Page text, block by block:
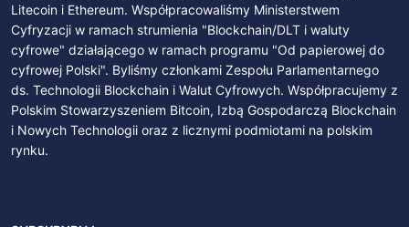
Litecoin i Ethereum. Współpracowaliśmy Ministerstwem
Cyfryzacji w ramach strumienia "Blockchain/DLT i waluty
cyfrowe" działającego w ramach programu "Od papierowej do
cyfrowej Polski". Byliśmy członkami Zespołu Parlamentarnego
ds. Technologii Blockchain i Walut Cyfrowych. Współpracujemy z
Polskim Stowarzyszeniem Bitcoin, Izbą Gospodarczą Blockchain
i Nowych Technologii oraz z licznymi podmiotami na polskim
rynku.